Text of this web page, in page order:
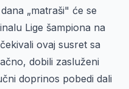
„matraši" će se
Lige šampiona na
ovaj susret sa
dobili zasluženi
doprinos pobedi dali